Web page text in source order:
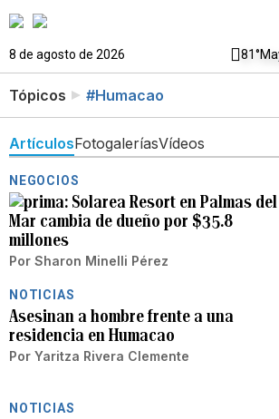
8 de agosto de 2026 81°
Tópicos #Humacao
ArtículosFotogaleríasVídeos
NEGOCIOS
Solarea Resort en Palmas del
Mar cambia de dueño por $35.8
millones
Por Sharon Minelli Pérez
NOTICIAS
Asesinan a hombre frente a una
residencia en Humacao
Por Yaritza Rivera Clemente
NOTICIAS